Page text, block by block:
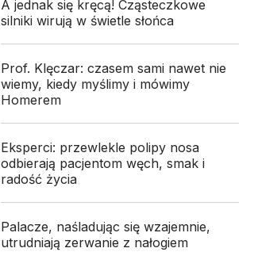
A jednak się kręcą! Cząsteczkowe
silniki wirują w świetle słońca
Prof. Klęczar: czasem sami nawet nie
wiemy, kiedy myślimy i mówimy
Homerem
Eksperci: przewlekle polipy nosa
odbierają pacjentom węch, smak i
radość życia
Palacze, naśladując się wzajemnie,
utrudniają zerwanie z nałogiem